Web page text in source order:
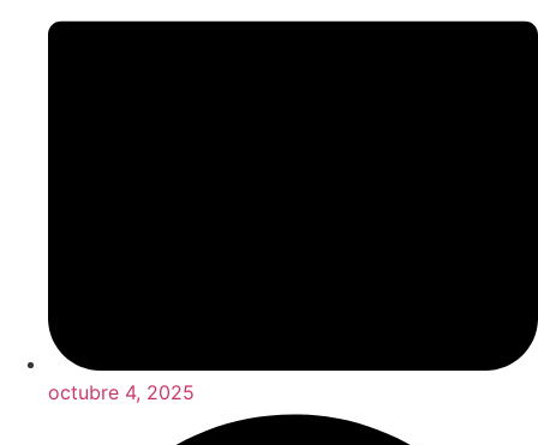
octubre 4, 2025